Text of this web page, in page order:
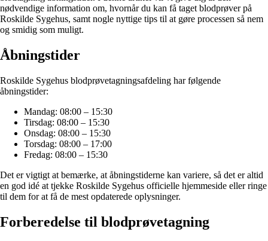
nødvendige information om, hvornår du kan få taget blodprøver på
Roskilde Sygehus, samt nogle nyttige tips til at gøre processen så nem
og smidig som muligt.
Åbningstider
Roskilde Sygehus blodprøvetagningsafdeling har følgende
åbningstider:
Mandag: 08:00 – 15:30
Tirsdag: 08:00 – 15:30
Onsdag: 08:00 – 15:30
Torsdag: 08:00 – 17:00
Fredag: 08:00 – 15:30
Det er vigtigt at bemærke, at åbningstiderne kan variere, så det er altid
en god idé at tjekke Roskilde Sygehus officielle hjemmeside eller ringe
til dem for at få de mest opdaterede oplysninger.
Forberedelse til blodprøvetagning